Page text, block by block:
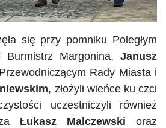
się przy pomniku Poległym
Margonina, Janusz
Rady Miasta i
, złożyli wieńce ku czci
uczestniczyli również
Łukasz Malczewski oraz